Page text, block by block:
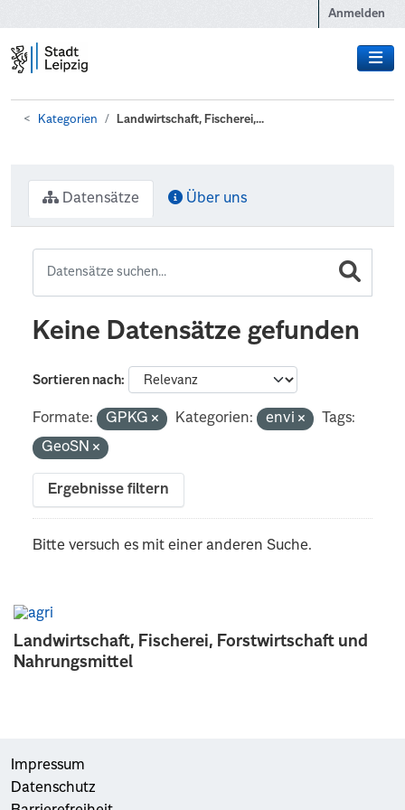
Anmelden
Kategorien Landwirtschaft, Fischerei,...
Landwirtschaft, Fischerei, Forstwirtschaft und
Nahrungsmittel
Datensätze Über uns
Keine Datensätze gefunden
Sortieren nach
Formate: GPKG Kategorien: envi
Tags:
GeoSN
Ergebnisse filtern
Bitte versuch es mit einer anderen Suche.
Impressum
Datenschutz